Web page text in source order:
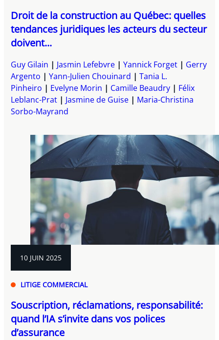
Droit de la construction au Québec: quelles
tendances juridiques les acteurs du secteur
doivent...
Guy Gilain Jasmin Lefebvre Yannick Forget
Gerry
Argento
Yann-Julien Chouinard
Tania L.
Pinheiro
Evelyne Morin Camille Beaudry
Félix
Leblanc-Prat
Jasmine de Guise
Maria-Christina
Sorbo-Mayrand
10 JUIN 2025
LITIGE COMMERCIAL
Souscription, réclamations, responsabilité:
quand l’IA s’invite dans vos polices
d’assurance